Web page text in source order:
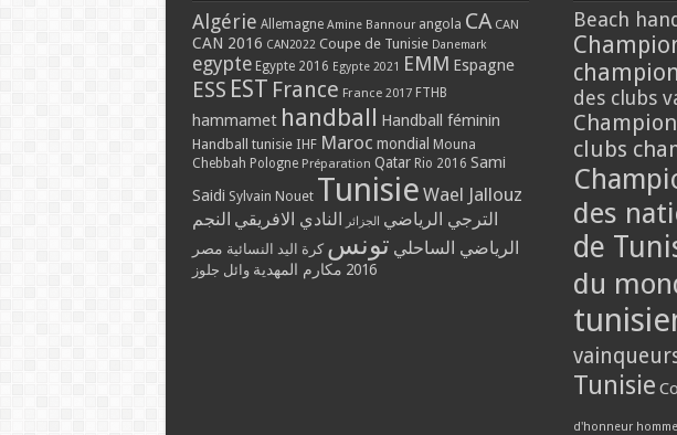
Algérie Allemagne Amine Bannour angola CA CAN
CAN 2016 CAN2022 Coupe de Tunisie Danemark
egypte Egypte 2016 Egypte 2021 EMM Espagne
ESS EST France France 2017 FTHB
hammamet handball Handball féminin
Handball tunisie IHF Maroc mondial Mouna
Chebbah Pologne Préparation Qatar Rio 2016 Sami
Saidi Sylvain Nouet Tunisie Wael Jallouz
الترجي الرياضي الجزائر النادي الافريقي النجم
الرياضي الساحلي تونس كرة اليد النسائية مصر
2016 مكارم المهدية وائل جلوز
Beach
des clubs
clubs
des
de
du
Tunisie
d'honneur